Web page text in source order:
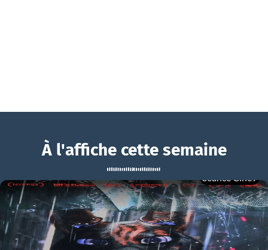
Paradis Paris
Paradis Paris Bande-annonce VF
À l'affiche cette semaine
BOUCHRA